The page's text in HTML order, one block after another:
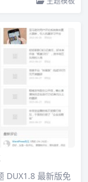
DUX1.8 最新版免